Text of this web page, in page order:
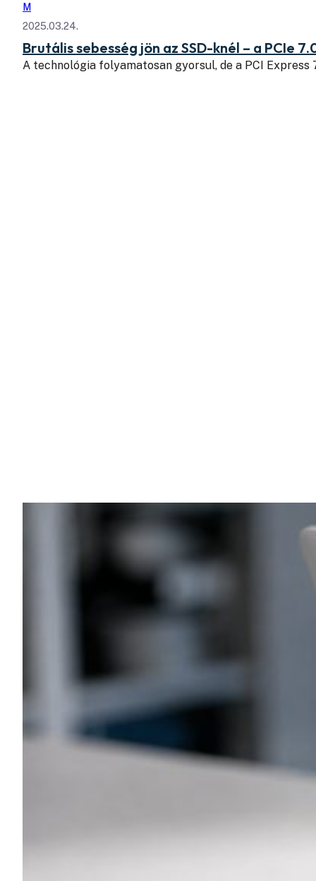
M
2025.03.24.
Brutális sebesség jön az SSD-knél – a PCIe
A technológia folyamatosan gyorsul, de a PCI Express